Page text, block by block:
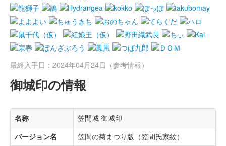
最終入手日：2024年04月24日（参考情報）
御城印の情報
名称
笠間城 御城印
バージョン名
笠間の菊まつり版（笠間氏家紋）